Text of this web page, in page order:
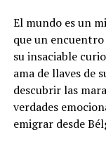
El mundo es un
que un
su insaciable
ama de llaves de
descubrir las
verdades
emigrar desde